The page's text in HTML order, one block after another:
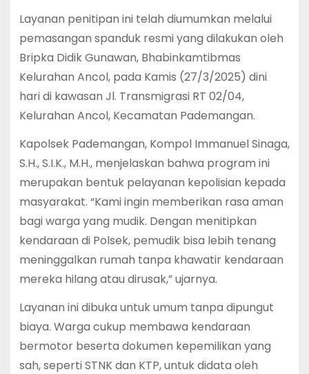
Layanan penitipan ini telah diumumkan melalui
pemasangan spanduk resmi yang dilakukan oleh
Bripka Didik Gunawan, Bhabinkamtibmas
Kelurahan Ancol, pada Kamis (27/3/2025) dini
hari di kawasan Jl. Transmigrasi RT 02/04,
Kelurahan Ancol, Kecamatan Pademangan.
Kapolsek Pademangan, Kompol Immanuel Sinaga,
S.H., S.I.K., M.H., menjelaskan bahwa program ini
merupakan bentuk pelayanan kepolisian kepada
masyarakat. “Kami ingin memberikan rasa aman
bagi warga yang mudik. Dengan menitipkan
kendaraan di Polsek, pemudik bisa lebih tenang
meninggalkan rumah tanpa khawatir kendaraan
mereka hilang atau dirusak,” ujarnya.
Layanan ini dibuka untuk umum tanpa dipungut
biaya. Warga cukup membawa kendaraan
bermotor beserta dokumen kepemilikan yang
sah, seperti STNK dan KTP, untuk didata oleh